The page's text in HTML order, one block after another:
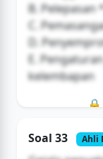
B.
C.
D.
E.
kelembapan
Soal 33 Ahli